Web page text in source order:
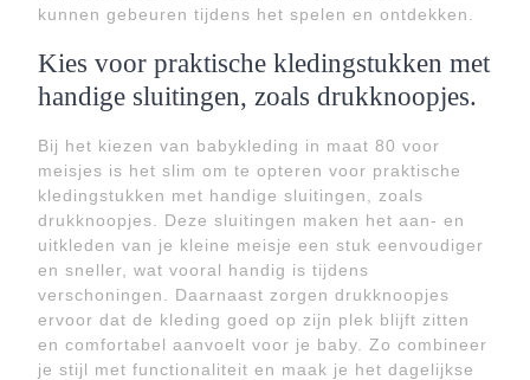
kunnen gebeuren tijdens het spelen en ontdekken.
Kies voor praktische kledingstukken met
handige sluitingen, zoals drukknoopjes.
Bij het kiezen van babykleding in maat 80 voor
meisjes is het slim om te opteren voor praktische
kledingstukken met handige sluitingen, zoals
drukknoopjes. Deze sluitingen maken het aan- en
uitkleden van je kleine meisje een stuk eenvoudiger
en sneller, wat vooral handig is tijdens
verschoningen. Daarnaast zorgen drukknoopjes
ervoor dat de kleding goed op zijn plek blijft zitten
en comfortabel aanvoelt voor je baby. Zo combineer
je stijl met functionaliteit en maak je het dagelijkse